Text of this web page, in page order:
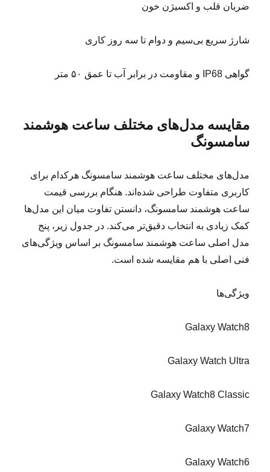
ضربان قلب و اکسیژن خون
‌شارژ سریع بی‌سیم و دوام تا سه روز کاری
‌گواهی IP68 و مقاومت در برابر آب تا عمق ۵۰ متر
مقایسه مدل‌های مختلف ساعت هوشمند
سامسونگ
مدل‌های مختلف ساعت هوشمند سامسونگ هرکدام برای
کاربری متفاوت طراحی شده‌اند. هنگام بررسی قیمت
ساعت هوشمند سامسونگ، دانستن تفاوت میان این مدل‌ها
کمک زیادی به انتخاب دقیق‌تر می‌کند. در جدول زیر، پنج
مدل اصلی ساعت هوشمند سامسونگ بر اساس ویژگی‌های
فنی اصلی با هم مقایسه شده‌ است.
ویژگی‌ها
Galaxy Watch8
Galaxy Watch Ultra
Galaxy Watch8 Classic
Galaxy Watch7
Galaxy Watch6